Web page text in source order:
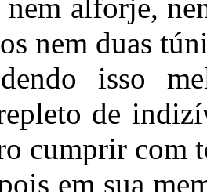
nem alforje,
nem duas
isso
de
cumprir com
em sua